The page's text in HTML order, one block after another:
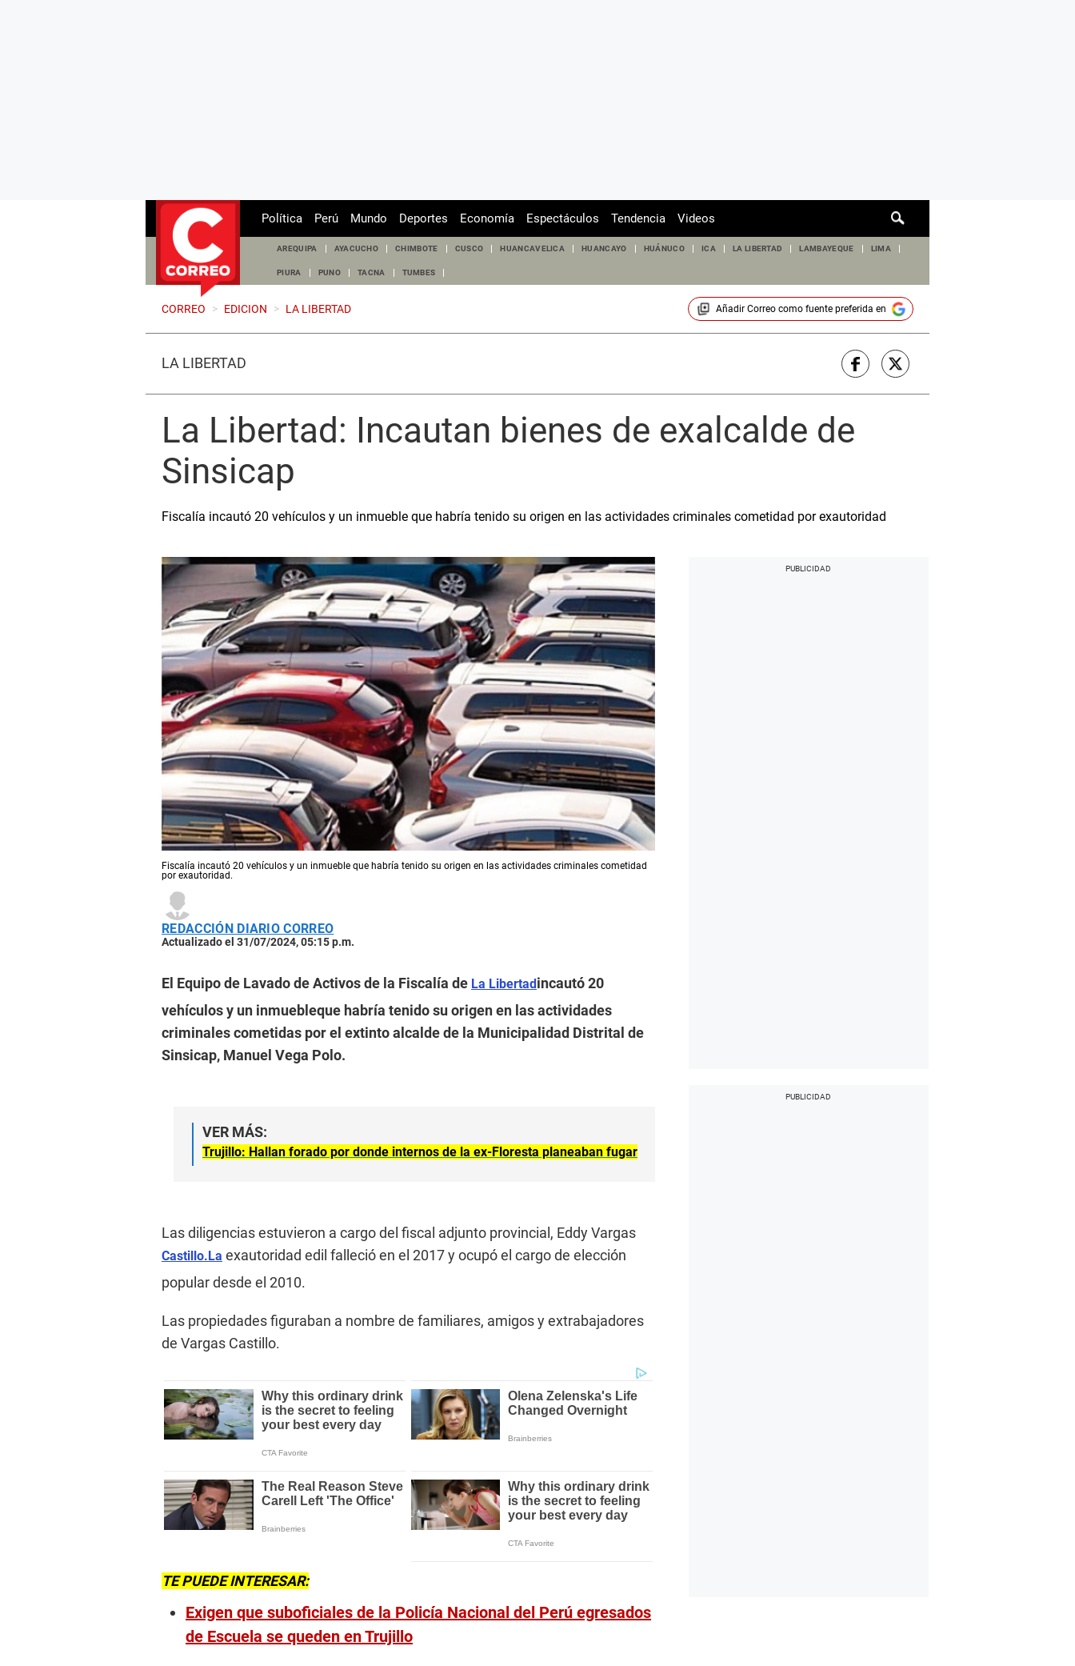
de
Política Perú Mundo Deportes Economía Espectáculos Tendencia Videos
AREQUIPA AYACUCHO CHIMBOTE CUSCO HUANCAVELICA HUANCAYO HUÁNUCO ICA LA LIBERTAD LAMBAYEQUE LIMA
PIURA PUNO TACNA TUMBES
CORREO > EDICION > LA LIBERTAD Añadir Correocomo fuente preferida en
LA LIBERTAD
La Libertad: Incautan bienes de exalcalde de
Sinsicap
Fiscalía incautó 20 vehículos y un inmueble que habría tenido su origen en las actividades criminales cometidad por exautoridad
Fiscalía incautó 20 vehículos y un inmueble que habría tenido su origen en las actividades criminales cometidad
por exautoridad.
REDACCIÓN DIARIO CORREO
Actualizado el 31/07/2024, 05:15 p.m.
El Equipo de Lavado de Activos de la Fiscalía de La Libertadincautó 20
vehículos y un inmuebleque habría tenido su origen en las actividades
criminales cometidas por el extinto alcalde de la Municipalidad Distrital de
Sinsicap, Manuel Vega Polo.
VER MÁS:
Trujillo: Hallan forado por donde internos de la ex-Floresta planeaban fugar
Las diligencias estuvieron a cargo del fiscal adjunto provincial, Eddy Vargas
Castillo.La exautoridad edil falleció en el 2017 y ocupó el cargo de elección
popular desde el 2010.
Las propiedades figuraban a nombre de familiares, amigos y extrabajadores
de Vargas Castillo.
TE PUEDE INTERESAR:
Exigen que suboficiales de la Policía Nacional del Perú egresados
de Escuela se queden en Trujillo